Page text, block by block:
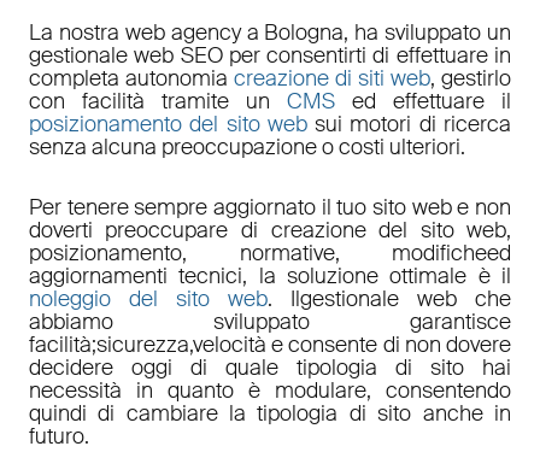
La nostra web agency a Bologna, ha sviluppato un
gestionale web SEOper consentirti di effettuare in
completa autonomia creazione di siti web, gestirlo
con facilità tramite un CMS ed effettuare il
posizionamento del sito websui motori di ricerca
senza alcuna preoccupazione o costi ulteriori.
Per tenere sempre aggiornato il tuo sito web e non
doverti preoccupare di creazione del sito web,
posizionamento, normative, modificheed
aggiornamenti tecnici, la soluzione ottimale è il
noleggio del sito web. Ilgestionale webche
abbiamo sviluppato garantisce
facilità;sicurezza,velocità e consente di non dovere
decidere oggi di quale tipologia di sito hai
necessità in quanto è modulare, consentendo
quindi di cambiare la tipologia di sito anche in
futuro.